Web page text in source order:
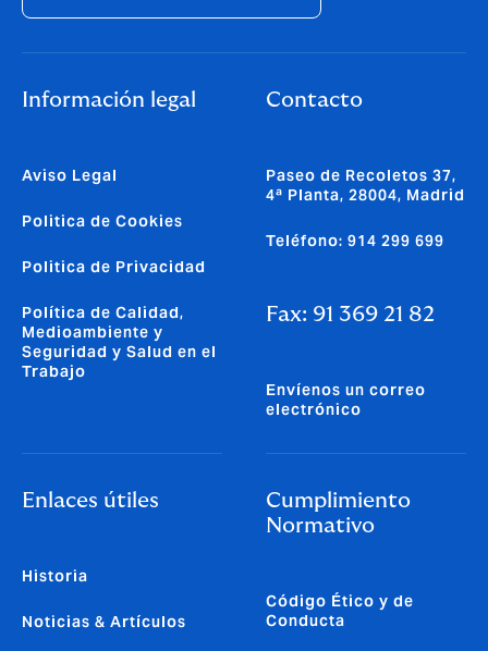
Información legal
Aviso Legal
Politica de Cookies
Politica de Privacidad
Política de Calidad,
Medioambiente y
Seguridad y Salud en el
Trabajo
Contacto
Paseo de Recoletos 37,
4ª Planta, 28004, Madrid
Teléfono: 914 299 699
Fax: 91 369 21 82
Envíenos un correo
electrónico
Enlaces útiles
Historia
Noticias & Artículos
Cumplimiento
Normativo
Código Ético y de
Conducta